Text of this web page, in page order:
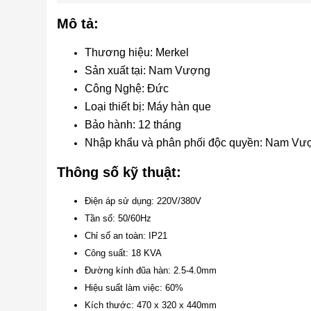
Mô tả:
Thương hiệu: Merkel
Sản xuất tại: Nam Vượng
Công Nghệ: Đức
Loại thiết bị: Máy hàn que
Bảo hành: 12 tháng
Nhập khẩu và phân phối độc quyền: Nam
Thông số kỹ thuật:
Điện áp sử dụng: 220V/380V
Tần số: 50/60Hz
Chỉ số an toàn: IP21
Công suất: 18 KVA
Đường kính đũa hàn: 2.5-4.0mm
Hiệu suất làm việc: 60%
Kích thước: 470 x 320 x 440mm